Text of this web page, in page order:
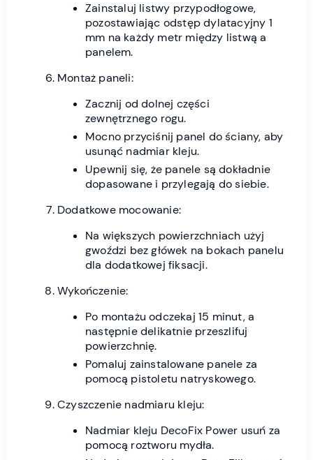
Zainstaluj listwy przypodłogowe,
pozostawiając odstęp dylatacyjny 1
mm na każdy metr między listwą a
panelem.
Montaż paneli:
Zacznij od dolnej części
zewnętrznego rogu.
Mocno przyciśnij panel do ściany, aby
usunąć nadmiar kleju.
Upewnij się, że panele są dokładnie
dopasowane i przylegają do siebie.
Dodatkowe mocowanie:
Na większych powierzchniach użyj
gwoździ bez główek na bokach panelu
dla dodatkowej fiksacji.
Wykończenie:
Po montażu odczekaj 15 minut, a
następnie delikatnie przeszlifuj
powierzchnię.
Pomaluj zainstalowane panele za
pomocą pistoletu natryskowego.
Czyszczenie nadmiaru kleju:
Nadmiar kleju DecoFix Power usuń za
pomocą roztworu mydła.